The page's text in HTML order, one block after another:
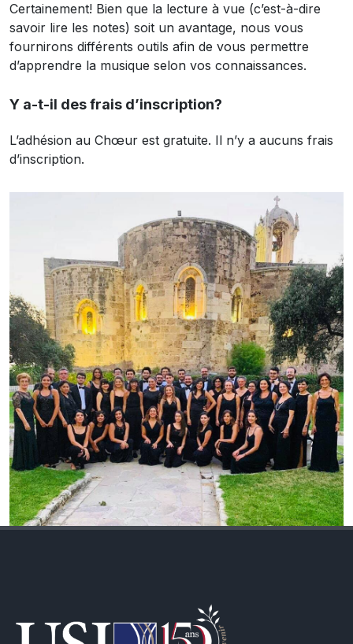
Certainement! Bien que la lecture à vue (c’est-à-dire
savoir lire les notes) soit un avantage, nous vous
fournirons différents outils afin de vous permettre
d’apprendre la musique selon vos connaissances.
Y a-t-il des frais d’inscription?
L’adhésion au Chœur est gratuite. Il n’y a aucuns frais
d’inscription.